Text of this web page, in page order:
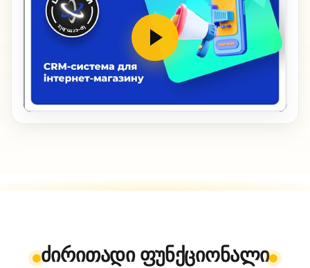
ძირითადი ფუნქციონალი